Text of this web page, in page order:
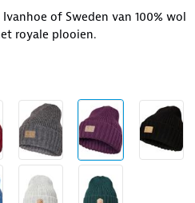
of Sweden van 100% wol
royale plooien.